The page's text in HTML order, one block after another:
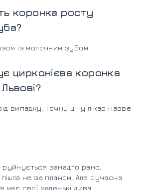
коронка росту
із молочним зубом.
цирконієва коронка
випадку. Точну ціну лікар назве
занадто рано,
не за планом. Але сучасна
має свої маленькі дива.